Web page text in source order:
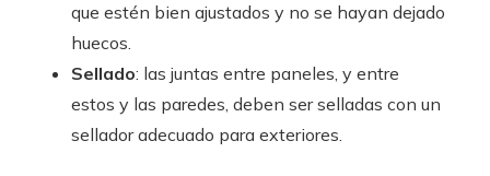
que estén bien ajustados y no se hayan dejado
huecos.
Sellado: las juntas entre paneles, y entre
estos y las paredes, deben ser selladas con un
sellador adecuado para exteriores.